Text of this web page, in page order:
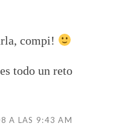
compi!
todo un reto
A LAS 9:43 AM